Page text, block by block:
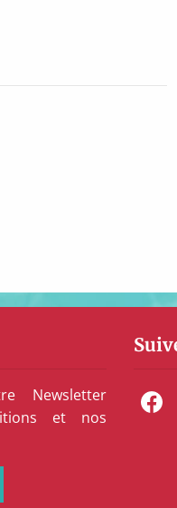
Newsletter
et nos